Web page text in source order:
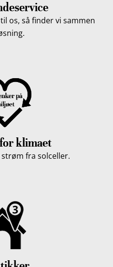
os, så finder vi sammen
klimaet
fra solceller.